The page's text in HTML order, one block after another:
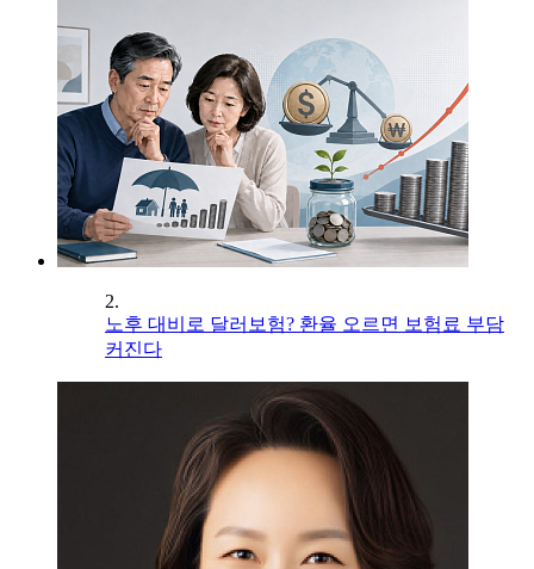
2.
노후 대비로 달러보험? 환율 오르면 보험료 부담
커진다